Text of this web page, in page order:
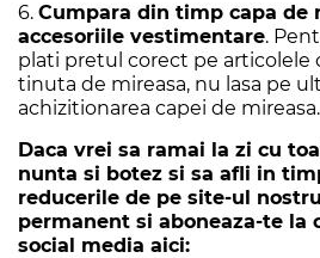
6. Cumpara din timp capa de
accesoriile vestimentare.
plati pretul corect pe articolele
tinuta de mireasa, nu lasa pe
achizitionarea capei de mireasa.
Daca vrei sa ramai la zi cu
nunta si botez si sa afli in
reducerile de pe site-ul
permanent si aboneaza-te la
social media aici: